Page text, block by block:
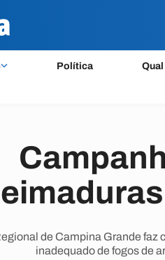
Política
de Campina Grande faz
inadequado de fogos de